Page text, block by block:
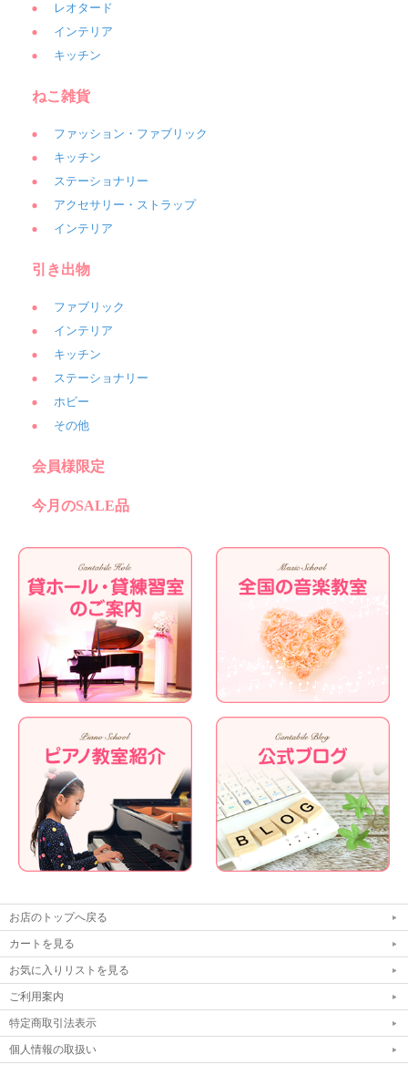
レオタード
インテリア
キッチン
ねこ雑貨
ファッション・ファブリック
キッチン
ステーショナリー
アクセサリー・ストラップ
インテリア
引き出物
ファブリック
インテリア
キッチン
ステーショナリー
ホビー
その他
会員様限定
今月のSALE品
お店のトップへ戻る
カートを見る
お気に入りリストを見る
ご利用案内
特定商取引法表示
個人情報の取扱い